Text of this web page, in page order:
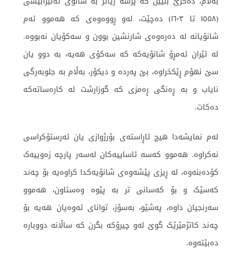
(١٥٥٨ تا ١٦٠٣) دەچێت، لەو ڕووەوەی کە هەموو ئەم
شانۆیانە لە دەرەوەی شارنشین بوون و سەکۆیان نەبووە.
لە ئێران ئەمڕۆ شانۆیەکە کە سەکۆی هەیە، بە دوو یان
سێ نهۆم ڕێکخراوە، بێ پەردە و دیکۆر، بەڵام بە جلوبەرگی
نایاب و بە ڕەنگی ڕەمزی کە گوزارشت لە کارەساتەکە
دەکات.
لەم نمایشەدا هیچ ئاڕاستەی بۆرژوازی یان ئەرستۆکراسی
نەکراوە. هەموو کەسە ئاساییەکان لەسەر پارچە زەوییەک
کۆدەبنەوە، لە ڕیزی پێشەوەی شانۆیەکدا کراوەیە بۆ چەند
کەسێک و بۆ کەسانی تر بە پێوە وەستاون، هەموو
سەرنجیان داوە، پەشێو، بەسۆز، توانای ئەوەیان هەیە بۆ
چەند کاتژمێرێک گوێ لەو چیرۆکە بگرن کە ساڵانە دووبارە
دەبێتەوە.